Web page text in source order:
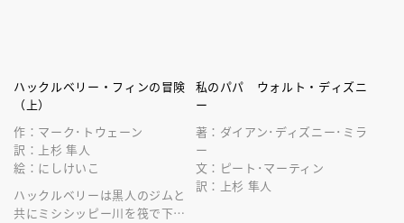
ハックルベリー・フィンの冒険
（上）
作：マーク･トウェーン
訳：上杉 隼人
絵：にしけいこ
ハックルベリーは黒人のジムと
共にミシシッピー川を筏で下る
私のパパ ウォルト・ディズニ
ー
著：ダイアン･ディズニー･ミラ
ー
文：ピート･マーティン
訳：上杉 隼人